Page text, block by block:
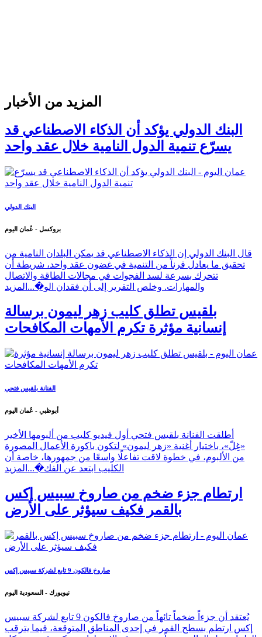
المزيد من الأخبار
البنك الدولي يؤكد أن الذكاء الاصطناعي قد
يسرّع تنمية الدول النامية خلال عقد واحد
البنك الدولي
بروكسل - عُمان اليوم
قال البنك الدولي إن الذكاء الاصطناعي قد يمكن البلدان النامية من
تحقيق ما يعادل قرناً من التنمية في غضون عقد واحد، شريطة أن
تتحرك بسرعة لسد الفجوات في مجالات الطاقة والاتصال
والمهارات. وخلص التقرير إلى أن فقدان الو�... المزيد
بلقيس تطلق كليب زهر ليمون برسالة
إنسانية مؤثرة تكرم الأمهات المكافحات
الفنانة بلقيس فتحي
أبوظبي - عُمان اليوم
أطلقت الفنانة بلقيس فتحي أول فيديو كليب من ألبومها الأخير
«غِلّ»، باختيار أغنية «زهر ليمون» لتكون باكورة الأعمال المصورة
من الألبوم، في خطوة لاقت تفاعلًا واسعًا من جمهورها، خاصة أن
الكليب ابتعد عن الفك�... المزيد
ارتطام جزء ضخم من صاروخ سبيس إكس
بالقمر فكيف سيؤثر على الأرض
صاروخ فالكون 9 تابع لشركة سبيس إكس
نيويورك - السعودية اليوم
يُعتقد أن جزءاً ضخماً تائهاً من صاروخ فالكون 9 تابع لشركة سبيس
إكس ارتطم بسطح القمر في إحدى المناطق المتوقعة، فيما يترقب